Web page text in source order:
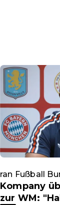
ran Fußball
Kompany
zur WM: